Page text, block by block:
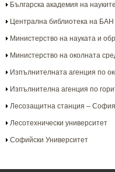
Българска aкадемия на науките
Централна библиотека на БАН
Министерство на науката и
Министерство на околната
Изпълнителната агенция по
Изпълнителна агенция по
Лесозащитна станция – София
Лесотехнически университет
Софийски Университет